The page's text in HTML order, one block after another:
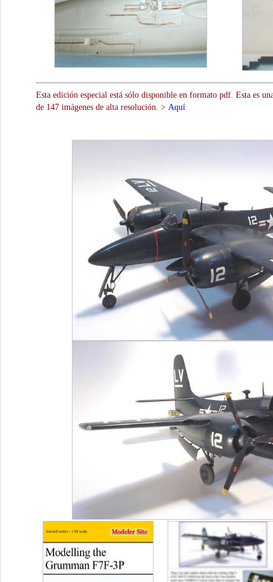
Esta edición especial está sólo disponible en formato pdf. Esta es
de 147 imágenes de alta resolución. > Aquí